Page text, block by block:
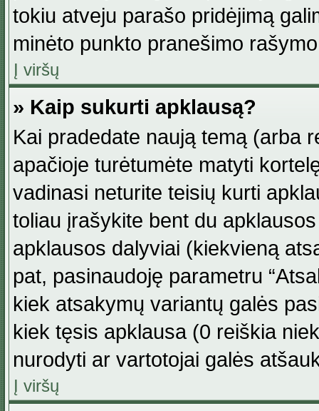
tokiu atveju parašo pridėjimą
minėto punkto pranešimo
Į viršų
» Kaip sukurti apklausą?
Kai pradedate naują temą (arba
apačioje turėtumėte matyti
vadinasi neturite teisių kurti
toliau įrašykite bent du
apklausos dalyviai (kiekvieną
pat, pasinaudoję parametru
kiek atsakymų variantų galės
kiek tęsis apklausa (0 reiškia
nurodyti ar vartotojai galės
Į viršų